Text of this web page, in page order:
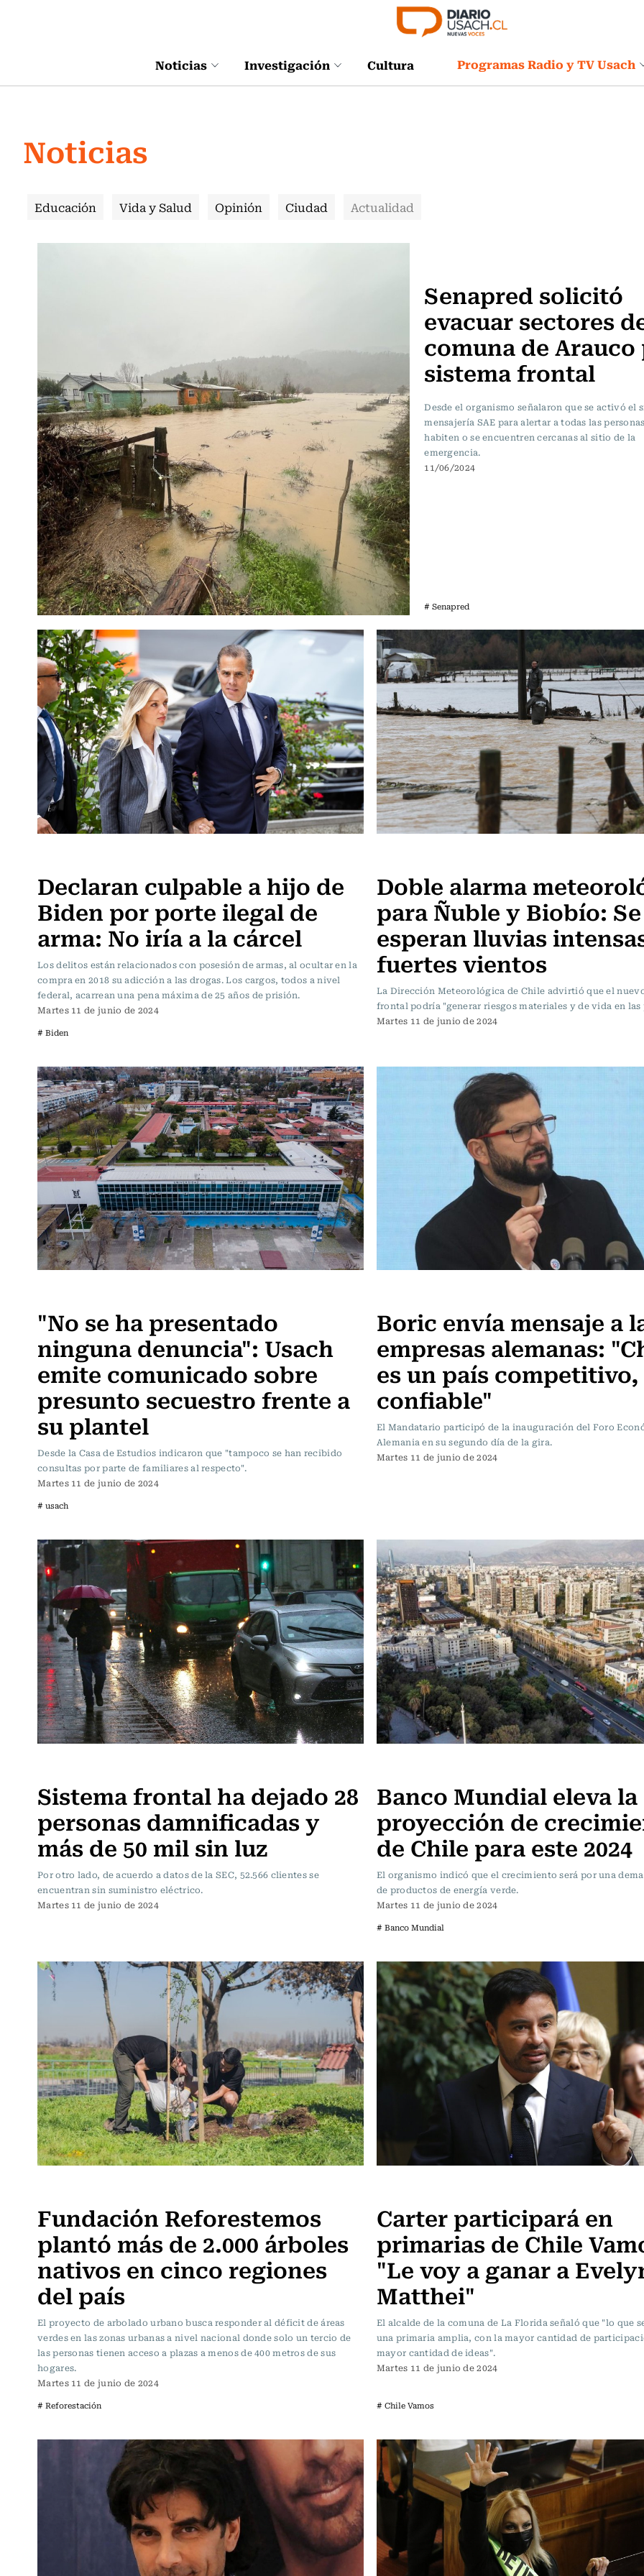
Noticias Investigación Cultura Programas Radio y TV Usach
Noticias
Educación Vida y Salud Opinión Ciudad Actualidad
Senapred solicitó
evacuar sectores
comuna de
sistema frontal
Desde el organismo señalaron que se activó el
mensajería SAE para alertar a todas las
habiten o se encuentren cercanas al sitio de la
emergencia.
11/06/2024
# Senapred
Declaran culpable a hijo de
Biden por porte ilegal de
arma: No iría a la cárcel
Los delitos están relacionados con posesión de armas, al ocultar en la
compra en 2018 su adicción a las drogas. Los cargos, todos a nivel
federal, acarrean una pena máxima de 25 años de prisión.
Martes 11 de junio de 2024
# Biden
Doble alarma
para Ñuble y Biobío: Se
esperan lluvias
fuertes vientos
La Dirección Meteorológica de Chile advirtió que el
frontal podría "generar riesgos materiales y de vida en las
Martes 11 de junio de 2024
"No se ha presentado
ninguna denuncia": Usach
emite comunicado sobre
presunto secuestro frente a
su plantel
Desde la Casa de Estudios indicaron que "tampoco se han recibido
consultas por parte de familiares al respecto".
Martes 11 de junio de 2024
# usach
Boric envía mensaje a
empresas alemanas:
es un país competitivo,
confiable"
El Mandatario participó de la inauguración del Foro
Alemania en su segundo día de la gira.
Martes 11 de junio de 2024
Sistema frontal ha dejado 28
personas damnificadas y
más de 50 mil sin luz
Por otro lado, de acuerdo a datos de la SEC, 52.566 clientes se
encuentran sin suministro eléctrico.
Martes 11 de junio de 2024
Banco Mundial eleva la
proyección de
de Chile para este 2024
El organismo indicó que el crecimiento será por una
de productos de energía verde.
Martes 11 de junio de 2024
# Banco Mundial
Fundación Reforestemos
plantó más de 2.000 árboles
nativos en cinco regiones
del país
El proyecto de arbolado urbano busca responder al déficit de áreas
verdes en las zonas urbanas a nivel nacional donde solo un tercio de
las personas tienen acceso a plazas a menos de 400 metros de sus
hogares.
Martes 11 de junio de 2024
# Reforestación
Carter participará en
primarias de Chile
"Le voy a ganar a
Matthei"
El alcalde de la comuna de La Florida señaló que "lo que
una primaria amplia, con la mayor cantidad de
mayor cantidad de ideas".
Martes 11 de junio de 2024
# Chile Vamos